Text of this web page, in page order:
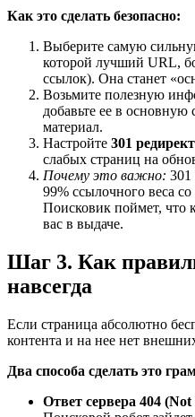
Как это сделать безопасно:
Выберите самую
которой лучший URL,
ссылок). Она станет
Возьмите полезную
добавьте ее в
материал.
Настройте 301
слабых страниц на
Почему это важно: 301
99% ссылочного веса
Поисковик поймет, что
вас в выдаче.
Шаг 3. Как
навсегда
Если страница абсолютно
контента и на нее нет
Два способа сделать это
Ответ сервера 404